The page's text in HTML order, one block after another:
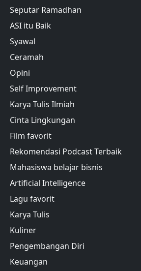
Seputar Ramadhan
ASI itu Baik
Syawal
Ceramah
Opini
Self Improvement
Karya Tulis Ilmiah
Cinta Lingkungan
Film favorit
Rekomendasi Podcast Terbaik
Mahasiswa belajar bisnis
Artificial Intelligence
Lagu favorit
Karya Tulis
Kuliner
Pengembangan Diri
Keuangan